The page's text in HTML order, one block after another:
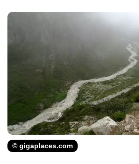
© gigaplaces.com